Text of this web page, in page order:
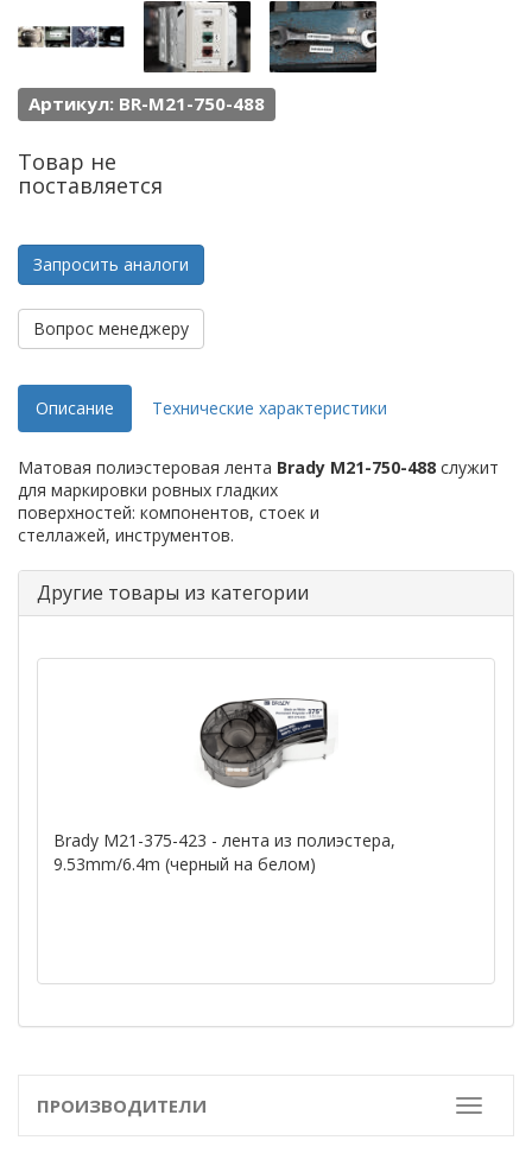
Артикул: BR-M21-750-488
Товар не
поставляется
Запросить аналоги
Вопрос менеджеру
Описание Технические характеристики
Матовая полиэстеровая лента Brady M21-750-488 служит
для маркировки ровных гладких
поверхностей: компонентов, стоек и
стеллажей, инструментов.
Другие товары из категории
Brady M21-375-423 - лента из полиэстера,
9.53mm/6.4m (черный на белом)
Toggle
ПРОИЗВОДИТЕЛИ